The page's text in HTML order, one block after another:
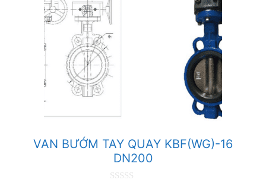
VAN BƯỚM TAY QUAY KBF(WG)-16
DN200